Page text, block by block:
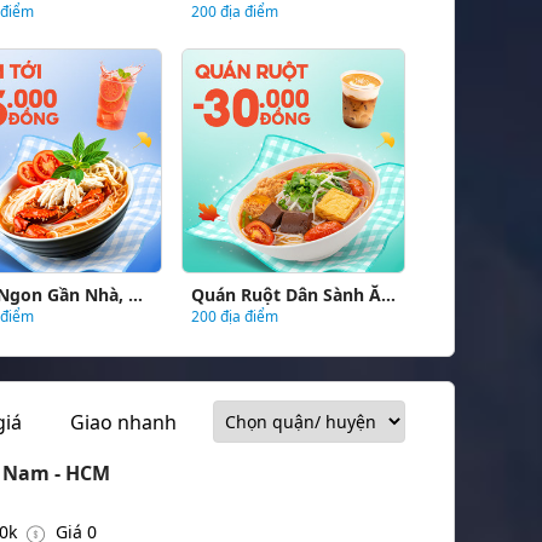
200 địa điểm
Quán Ngon Gần Nhà, Giảm Tới 35.000Đ Quán Ruột Dân Sành Ăn - Giảm 30.000Đ
200 địa điểm
Giao nhanh
- HCM
Giá 0